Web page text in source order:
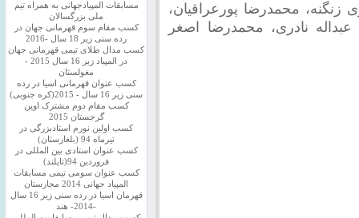
زنگنه، محمدرضا پورعراقیان،
نادری، محمدرضا اصغر
مسابقات المپیادجهانی به همراه تیم
ملی بزرگسالان
کسب مقام سوم قهرمانی جهان در
رده سنی زیر 18 سال -2016
کسب مدال طلای تیمی قهرمانی جهان
در المپیاد زیر 16 سال 2015 -
مغولستان
کسب عنوان قهرمانی اسیا در رده
سنی زیر 16 سال - 2015(کره جنوبی)
کسب مقام دوم مشترک اوپن
گرجستان 2015
کسب اولین نورم استادبزرگی در
تیرماه 94 (بلغارستان)
کسب عنوان استادی بین المللی در
فروردین 94(تایلند)
کسب عنوان سومی تیمی مسابقات
المپیاد جهانی 2014 مجارستان
قهرمان اسیا در رده سنی زیر 16 سال
-2014- هند